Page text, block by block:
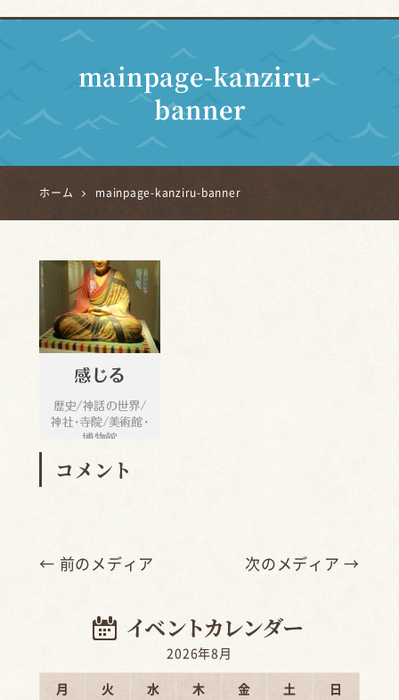
mainpage-kanziru-
banner
ホーム mainpage-kanziru-banner
コメント
← 前のメディア 次のメディア →
2026年8月
月
火 水 木 金 土
日